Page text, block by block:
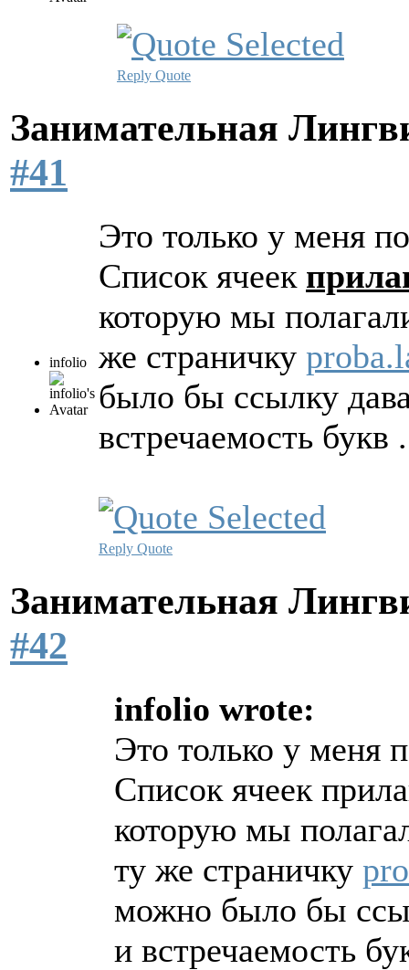
Reply Quote
Занимательная
#41
infolio
Это только у меня
Список ячеек
которую мы
же страничку
было бы ссылку
встречаемость
Reply Quote
Занимательная
#42
infolio wrote:
Это только у меня
Список ячеек
которую мы
ту же страничку
можно было бы
и встречаемость